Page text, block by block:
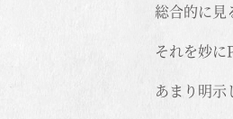
総合的に見
それを妙に
あまり明示